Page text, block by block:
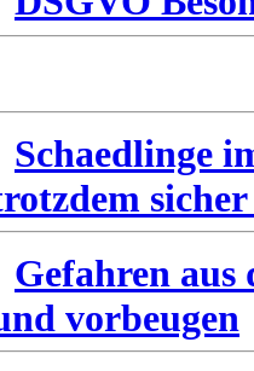
Schaedlinge
Gefahren
vorbeugen